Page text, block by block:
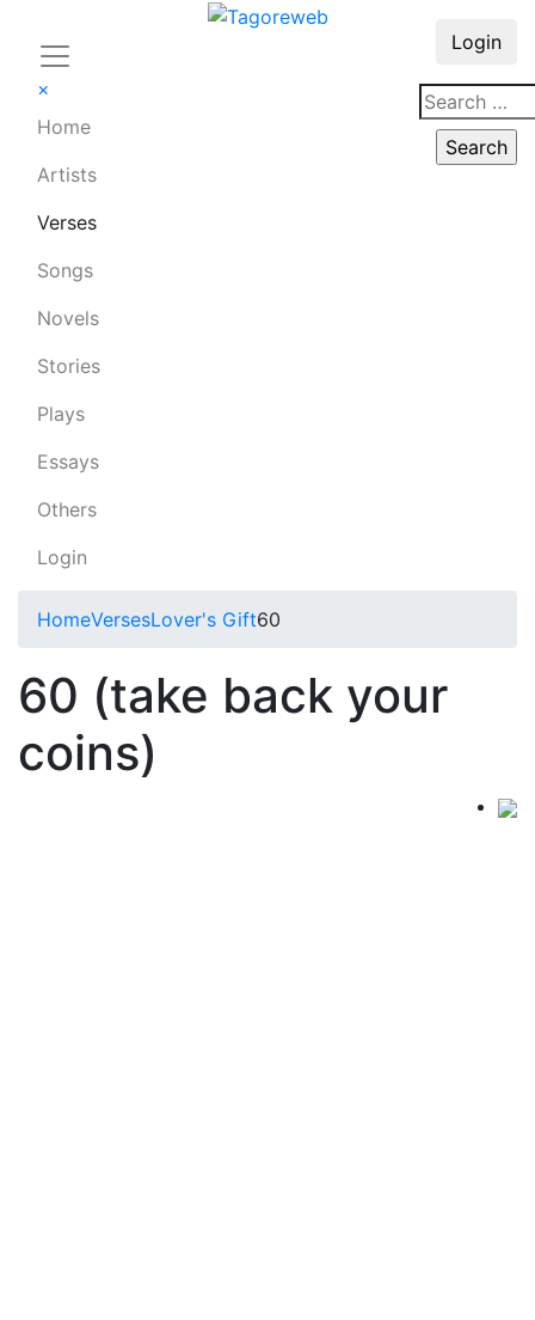
×
Home
Artists
Verses
Songs
Novels
Stories
Plays
Essays
Others
Login
Login
HomeVersesLover's Gift60
60 (take back your
coins)